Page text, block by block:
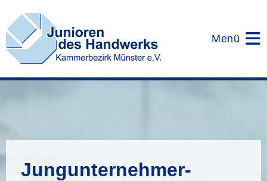
Inhalt
springen
Menü
Jungunternehmer-